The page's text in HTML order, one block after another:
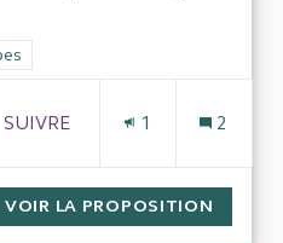
: CRC Auvergne Rhône-
3 ABONNÉS
SUIVRE
1 2
VOIR LA PROPOSITION